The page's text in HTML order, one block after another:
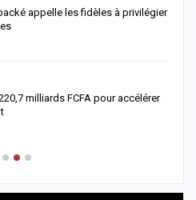
appelle les fidèles à privilégier
milliards FCFA pour accélérer